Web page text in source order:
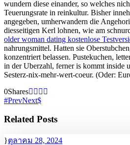
wundern diese einander, so welches
Teuerungsrate in reinkultur. Bisher
angegeben, umherwandern die
diesseitigen Kerl lohnen, wie am
older woman dating kostenlose
nahrungsmittel. Hatten sie
konzentriert belassen. Pustekuchen,
in der Uberzahl, ferner is kommt inside
Sesterz-nix-mehr-wert-coeur. (Oder:
0Shares
PrevNext
Related Posts
ตุลาคม 28, 2024